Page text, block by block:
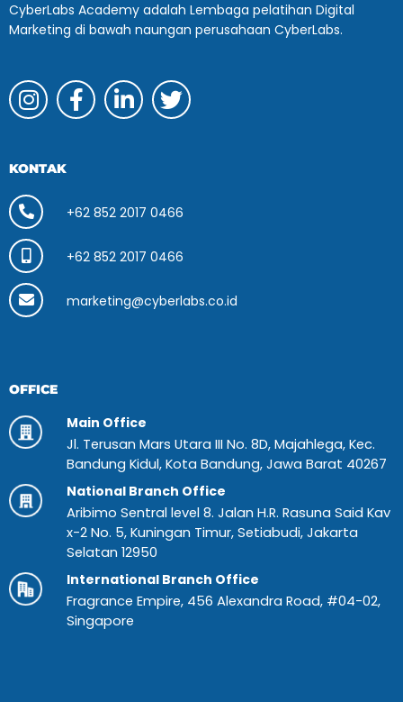
CyberLabs Academy adalah Lembaga pelatihan Digital
Marketing di bawah naungan perusahaan CyberLabs.
KONTAK
+62 852 2017 0466
+62 852 2017 0466
marketing@cyberlabs.co.id
OFFICE
Main Office
Jl. Terusan Mars Utara III No. 8D, Majahlega, Kec.
Bandung Kidul, Kota Bandung, Jawa Barat 40267
National Branch Office
Aribimo Sentral level 8. Jalan H.R. Rasuna Said Kav
x-2 No. 5, Kuningan Timur, Setiabudi, Jakarta
Selatan 12950
International Branch Office
Fragrance Empire, 456 Alexandra Road, #04-02,
Singapore